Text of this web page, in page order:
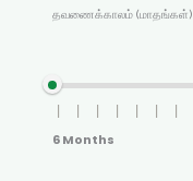
தவணைக்காலம் (மாதங்கள்)
6 Months